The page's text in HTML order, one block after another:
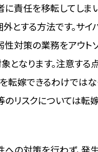
責任を移転してしま
とする方法です。サイ
対策の業務をアウト
となります。注意する
転嫁できるわけではな
リスクについては転